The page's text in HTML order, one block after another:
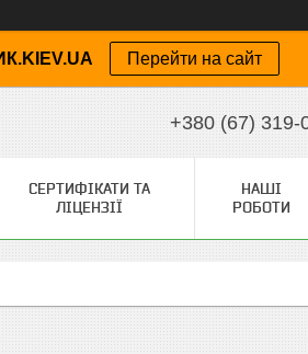
Перейти на сайт
+380 (67) 319-
СЕРТИФІКАТИ ТА
ЛІЦЕНЗІЇ
НАШІ
РОБОТИ